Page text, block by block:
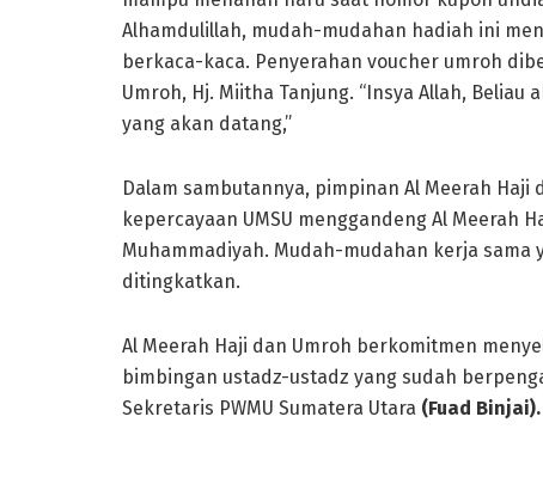
Alhamdulillah, mudah-mudahan hadiah ini
berkaca-kaca. Penyerahan voucher umroh
Umroh, Hj. Miitha Tanjung. “Insya Allah,
yang akan datang,”
Dalam sambutannya, pimpinan Al Meerah
kepercayaan UMSU menggandeng Al Meerah
Muhammadiyah. Mudah-mudahan kerja
ditingkatkan.
Al Meerah Haji dan Umroh berkomitmen
bimbingan ustadz-ustadz yang sudah
Sekretaris PWMU Sumatera Utara (Fuad Binjai).